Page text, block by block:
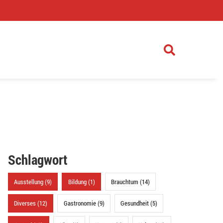
Schlagwort
Ausstellung (9) Bildung (1) Brauchtum (14)
Diverses (12) Gastronomie (9) Gesundheit (5)